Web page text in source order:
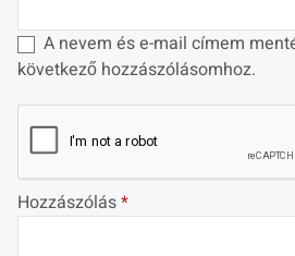
A nevem és e-mail címem
következő hozzászólásomhoz.
Hozzászólás*